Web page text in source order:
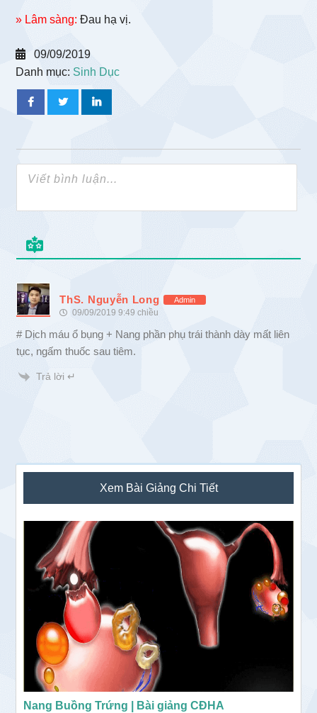
» Lâm sàng: Đau hạ vị.
09/09/2019
Danh mục:Sinh Dục
ThS. Nguyễn Long Admin
09/09/2019 9:49 chiều
# Dịch máu ổ bụng + Nang phần phụ trái thành dày mất liên
tục, ngấm thuốc sau tiêm.
Trả lời ↵
Sidebar
chính
Xem Bài Giảng Chi Tiết
Nang Buồng Trứng | Bài giảng CĐHA